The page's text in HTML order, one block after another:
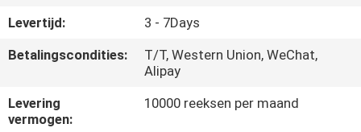
EEN
CITAAT
NEWS
Levertijd:
3 - 7Days
Betalingscondities:
T/T, Western Union, WeChat,
Alipay
Levering
vermogen:
10000 reeksen per maand